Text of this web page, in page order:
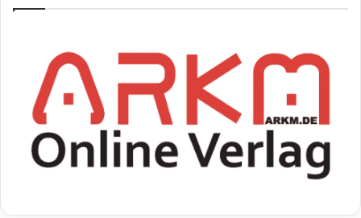
Nautiz X1 Produktspezifikationen
http://www.handheldeurope.com/regions/eu/n
autiz-x1.asp]
Nautiz X1 Pressebilder